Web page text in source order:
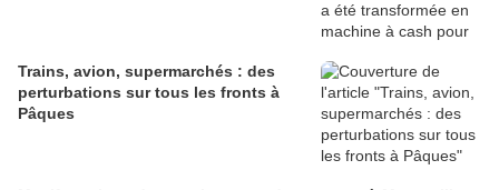
Trains, avion, supermarchés : des
perturbations sur tous les fronts à
Pâques